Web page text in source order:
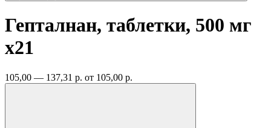
Гепталнан, таблетки, 500 мг
x21
105,00 — 137,31 р. от 105,00 р.